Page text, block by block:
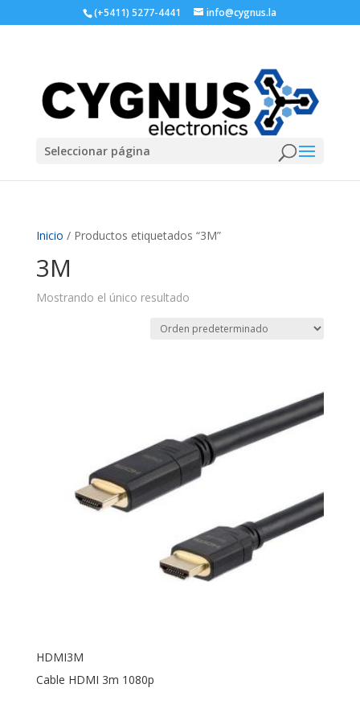
(+5411) 5277-4441 info@cygnus.la
Seleccionar página
Inicio / Productos etiquetados “3M”
3M
Mostrando el único resultado
HDMI3M
Cable HDMI 3m 1080p